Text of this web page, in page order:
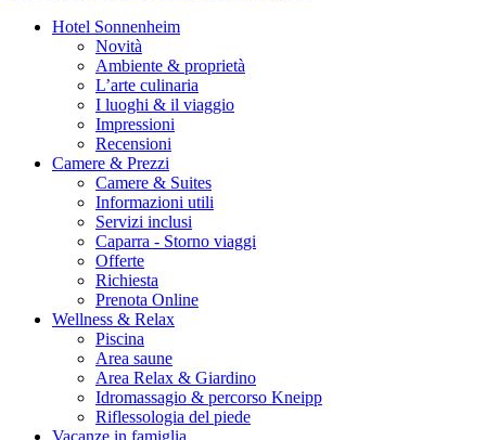
Hotel Sonnenheim
Novità
Ambiente & proprietà
L’arte culinaria
I luoghi & il viaggio
Impressioni
Recensioni
Camere & Prezzi
Camere & Suites
Informazioni utili
Servizi inclusi
Caparra - Storno viaggi
Offerte
Richiesta
Prenota Online
Wellness & Relax
Piscina
Area saune
Area Relax & Giardino
Idromassagio & percorso Kneipp
Riflessologia del piede
Vacanze in famiglia